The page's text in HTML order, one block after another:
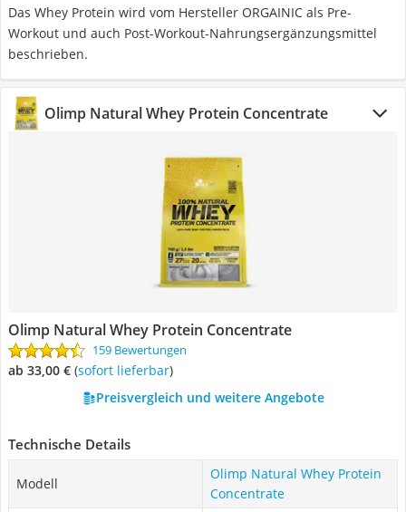
Das Whey Protein wird vom Hersteller ORGAINIC als Pre-
Workout und auch Post-Workout-Nahrungsergänzungsmittel
beschrieben.
Olimp Natural Whey Protein Concentrate
Olimp Natural Whey Protein Concentrate
159 Bewertungen
ab 33,00 € ( Sofort lieferbar)
Preisvergleich und weitere Angebote
Technische Details
Modell
Olimp Natural Whey Protein
Concentrate